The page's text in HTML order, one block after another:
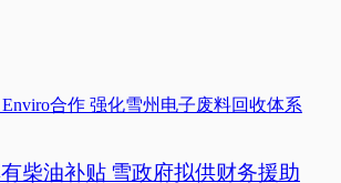
柴油补贴 雪政府拟供财务援助